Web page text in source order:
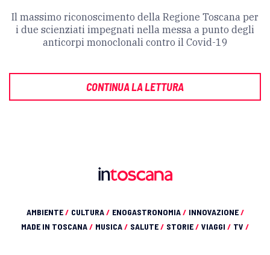
Il massimo riconoscimento della Regione Toscana per
i due scienziati impegnati nella messa a punto degli
anticorpi monoclonali contro il Covid-19
CONTINUA LA LETTURA
AMBIENTE/ CULTURA/ ENOGASTRONOMIA/ INNOVAZIONE/
MADE IN TOSCANA/ MUSICA/ SALUTE/ STORIE/ VIAGGI / TV /